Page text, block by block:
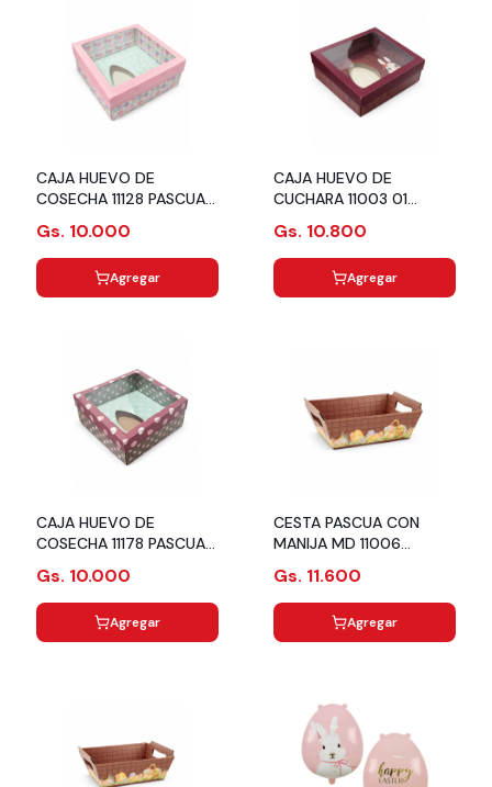
CAJA HUEVO DE
COSECHA 11128 PASCUA
URIARTE
Gs. 10.000
Agregar
CAJA HUEVO DE
CUCHARA 11003 01
URIARTE
Gs. 10.800
Agregar
CAJA HUEVO DE
COSECHA 11178 PASCUA
URIARTE
Gs. 10.000
Agregar
CESTA PASCUA CON
MANIJA MD 11006
Gs. 11.600
Agregar